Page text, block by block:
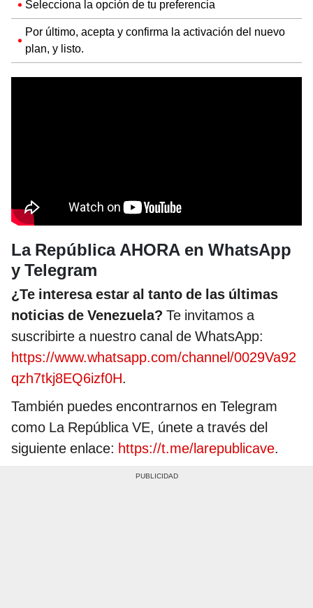
Selecciona la opción de tu preferencia
Por último, acepta y confirma la activación del nuevo
plan, y listo.
La República AHORA en WhatsApp
y Telegram
¿Te interesa estar al tanto de las últimas
noticias de Venezuela? Te invitamos a
suscribirte a nuestro canal de WhatsApp:
https://www.whatsapp.com/channel/0029Va92
qzh7tkj8EQ6izf0H.
También puedes encontrarnos en Telegram
como La República VE, únete a través del
siguiente enlace: https://t.me/larepublicave.